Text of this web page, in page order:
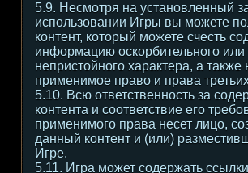
5.9. Несмотря на установленный
использовании Игры вы можете
контент, который можете счесть
информацию оскорбительного или
непристойного характера, а
применимое право и права
5.10. Всю ответственность за
контента и соответствие его
применимого права несет лицо,
данный контент и (или)
Игре.
5.11. Игра может содержать